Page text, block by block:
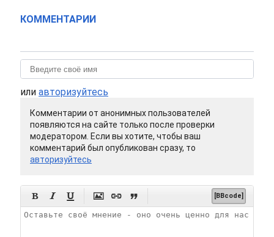
КОММЕНТАРИИ
или авторизуйтесь
Комментарии от анонимных пользователей
появляются на сайте только после проверки
модератором. Если вы хотите, чтобы ваш
комментарий был опубликован сразу, то
авторизуйтесь
      [BBcode]